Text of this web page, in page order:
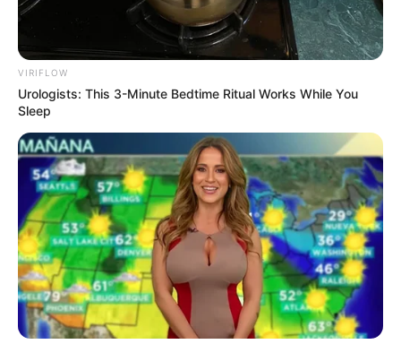
Banget
8 Kata Lucu Seputar Malam
Minggu ala Jomblo yang Bikin
Ngenes
VIRIFLOW
Urologists: This 3-Minute Bedtime Ritual Works While You
Sleep